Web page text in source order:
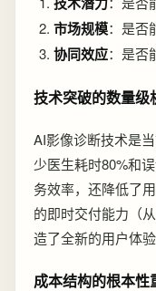
市场规模：是否
协同效应：是否
技术突破的数量级
AI影像诊断技术是
少医生耗时80%和
务效率，还降低了
的即时交付能力（
造了全新的用户体验
成本结构的根本性